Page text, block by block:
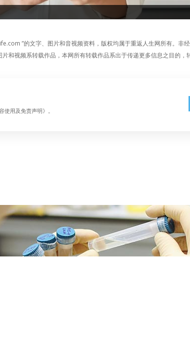
”的文字、图片和音视频资料，版权均属于重返人生网所有。非
和视频系转载作品，本网所有转载作品系出于传递更多信息之目的，
用及免责声明》。